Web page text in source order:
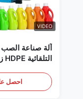
VIDEO
آلة صناعة الصب
احصل على